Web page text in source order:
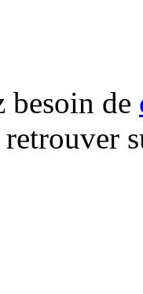
besoin de
retrouver